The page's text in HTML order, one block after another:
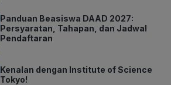
Panduan Beasiswa DAAD 2027:
Persyaratan, Tahapan, dan Jadwal
Pendaftaran
Kenalan dengan Institute of Science
Tokyo!